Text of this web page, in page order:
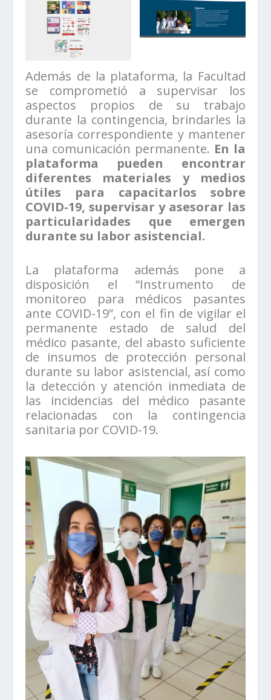
Además de la plataforma, la Facultad
se comprometió a supervisar los
aspectos propios de su trabajo
durante la contingencia, brindarles la
asesoría correspondiente y mantener
una comunicación permanente. En la
plataforma pueden encontrar
diferentes materiales y medios
útiles para capacitarlos sobre
COVID-19, supervisar y asesorar las
particularidades que emergen
durante su labor asistencial.
La plataforma además pone a
disposición el “Instrumento de
monitoreo para médicos pasantes
ante COVID-19”, con el fin de vigilar el
permanente estado de salud del
médico pasante, del abasto suficiente
de insumos de protección personal
durante su labor asistencial, así como
la detección y atención inmediata de
las incidencias del médico pasante
relacionadas con la contingencia
sanitaria por COVID-19.